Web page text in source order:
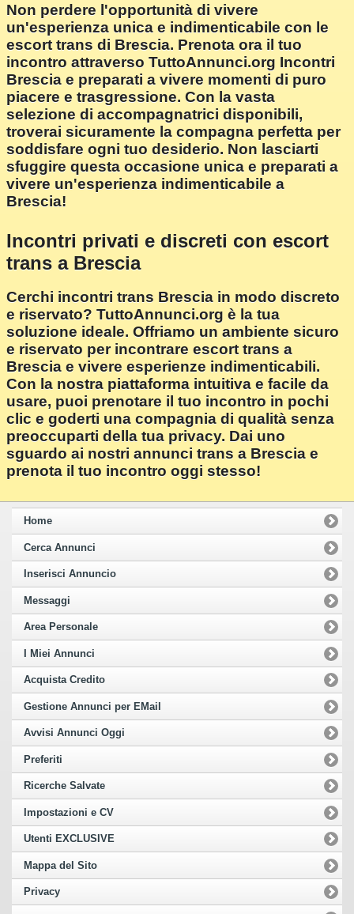
Non perdere l'opportunità di vivere
un'esperienza unica e indimenticabile con le
escort trans di Brescia. Prenota ora il tuo
incontro attraverso TuttoAnnunci.org Incontri
Brescia e preparati a vivere momenti di puro
piacere e trasgressione. Con la vasta
selezione di accompagnatrici disponibili,
troverai sicuramente la compagna perfetta per
soddisfare ogni tuo desiderio. Non lasciarti
sfuggire questa occasione unica e preparati a
vivere un'esperienza indimenticabile a
Brescia!
Incontri privati e discreti con escort
trans a Brescia
Cerchi incontri trans Brescia in modo discreto
e riservato? TuttoAnnunci.org è la tua
soluzione ideale. Offriamo un ambiente sicuro
e riservato per incontrare escort trans a
Brescia e vivere esperienze indimenticabili.
Con la nostra piattaforma intuitiva e facile da
usare, puoi prenotare il tuo incontro in pochi
clic e goderti una compagnia di qualità senza
preoccuparti della tua privacy. Dai uno
sguardo ai nostri annunci trans a Brescia e
prenota il tuo incontro oggi stesso!
Home
Cerca Annunci
Inserisci Annuncio
Messaggi
Area Personale
I Miei Annunci
Acquista Credito
Gestione Annunci per EMail
Avvisi Annunci Oggi
Preferiti
Ricerche Salvate
Impostazioni e CV
Utenti EXCLUSIVE
Mappa del Sito
Privacy